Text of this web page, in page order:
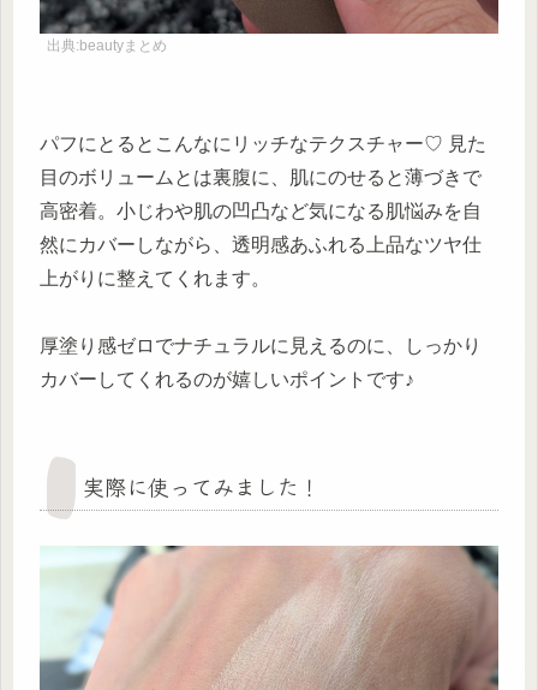
出典:beautyまとめ
パフにとるとこんなにリッチなテクスチャー♡ 見た
目のボリュームとは裏腹に、肌にのせると薄づきで
高密着。小じわや肌の凹凸など気になる肌悩みを自
然にカバーしながら、透明感あふれる上品なツヤ仕
上がりに整えてくれます。
厚塗り感ゼロでナチュラルに見えるのに、しっかり
カバーしてくれるのが嬉しいポイントです♪
実際に使ってみました！